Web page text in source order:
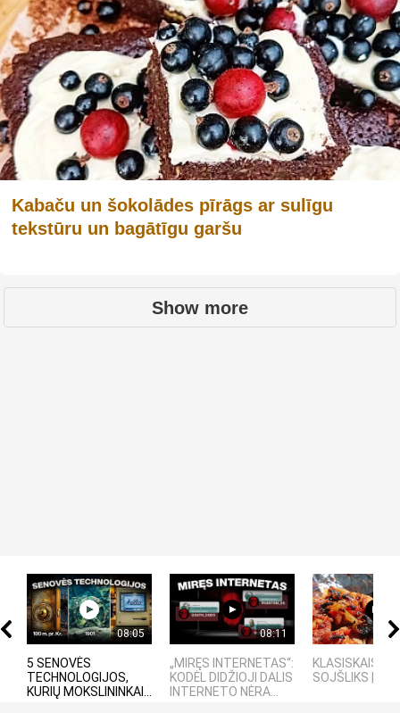
Kabaču un šokolādes pīrāgs ar sulīgu
tekstūru un bagātīgu garšu
Show more
08:05
5 SENOVĖS
TECHNOLOGIJOS,
KURIŲ MOKSLININKAI...
08:11
„MIRĘS INTERNETAS“:
KODĖL DIDŽIOJI DALIS
INTERNETO NĖRA...
KLASISKAIS
SOJŠLIKS |